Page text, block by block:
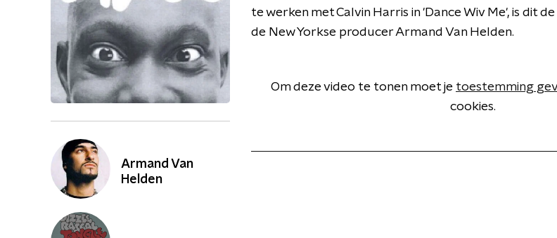
Armand Van
Helden
te werken met Calvin Harris in 'Dance Wiv Me', is dit
de New Yorkse producer Armand Van Helden.
Om deze video te tonen moet je toestemming
cookies.